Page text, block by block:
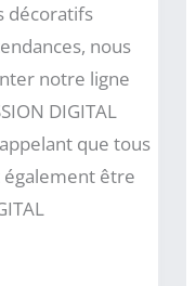
décoratifs
nous
notre ligne
DIGITAL
que tous
également être